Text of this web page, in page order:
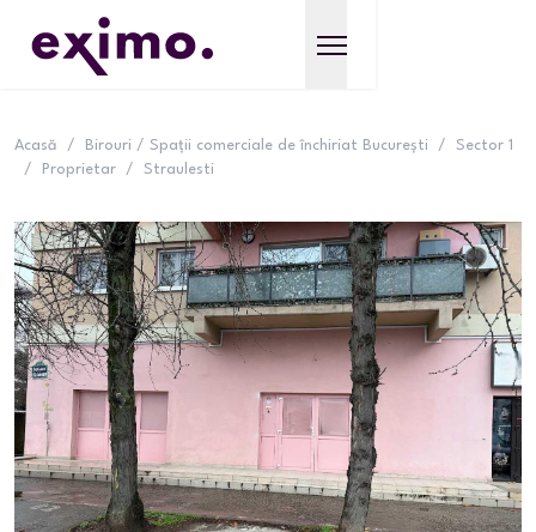
Acasă / Birouri / Spații comerciale de închiriat București /
Sector 1
/
Proprietar / Straulesti